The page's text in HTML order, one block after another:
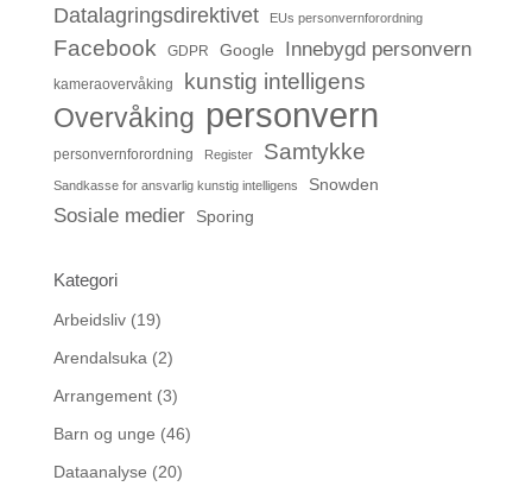
Datalagringsdirektivet EUs personvernforordning
Facebook GDPR Google Innebygd personvern
kameraovervåking kunstig intelligens
Overvåking personvern
personvernforordning Register Samtykke
Sandkasse for ansvarlig kunstig intelligens Snowden
Sosiale medier Sporing
Kategori
Arbeidsliv(19)
Arendalsuka (2)
Arrangement(3)
Barn og unge (46)
Dataanalyse (20)